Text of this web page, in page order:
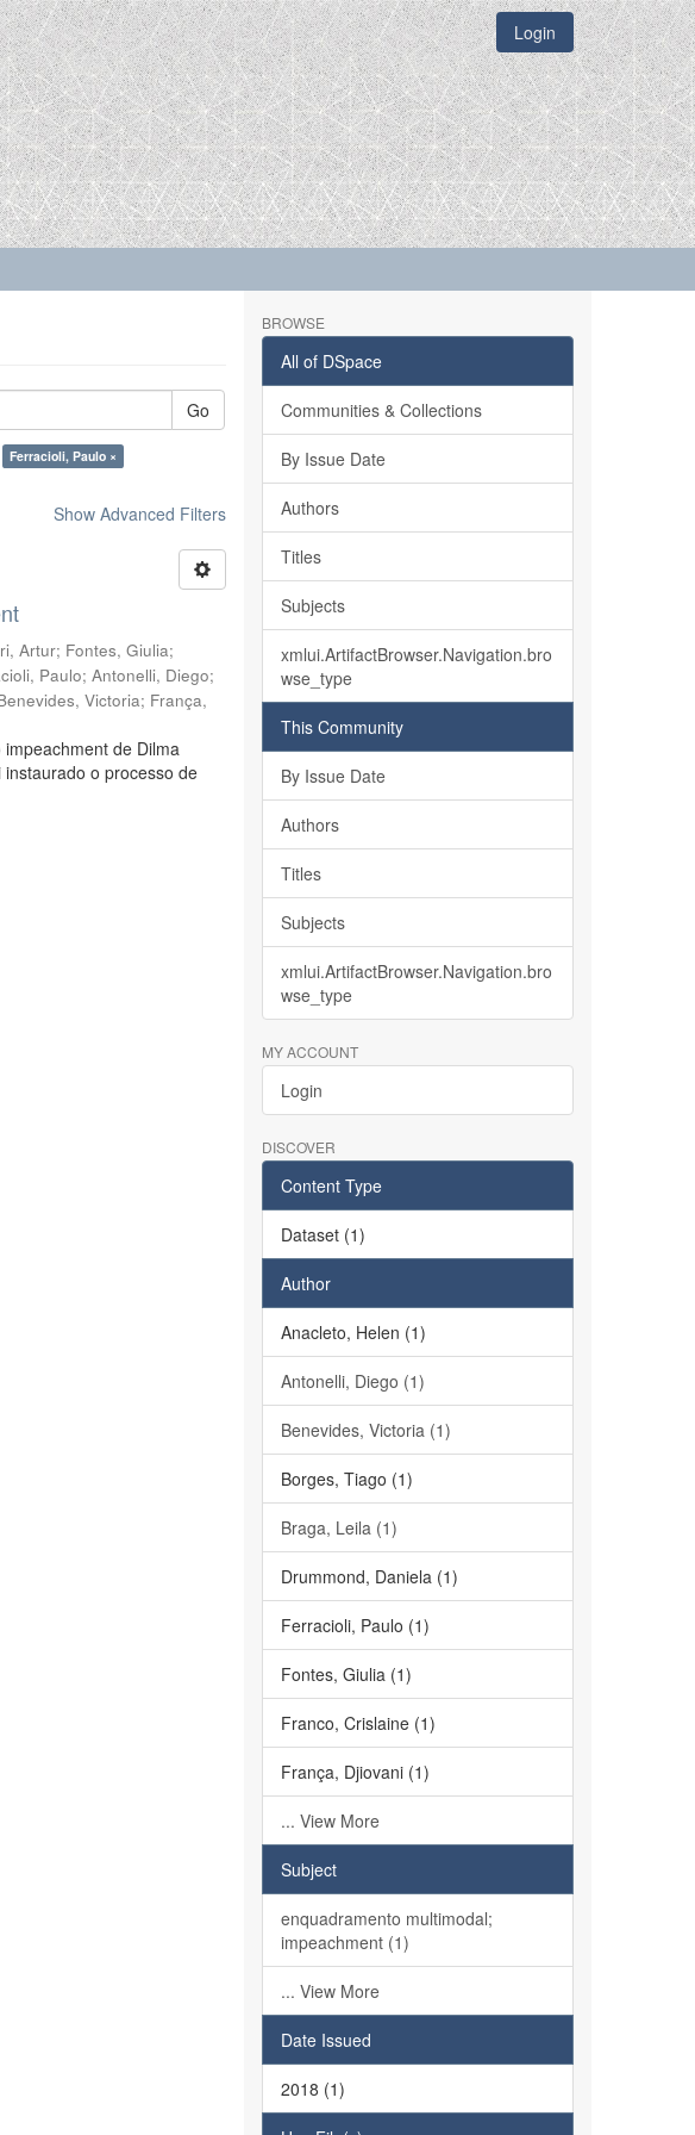
Login
Go
Ferracioli, Paulo ×
Show Advanced Filters
Artur; Fontes, Giulia;
Paulo;Antonelli, Diego;
Victoria; França,
de Dilma
o processo de
BROWSE
All of DSpace
Communities & Collections
By Issue Date
Authors
Titles
Subjects
xmlui.ArtifactBrowser.Navigation.bro
wse_type
This Community
By Issue Date
Authors
Titles
Subjects
xmlui.ArtifactBrowser.Navigation.bro
wse_type
MY ACCOUNT
Login
DISCOVER
Content Type
Dataset (1)
Author
Anacleto, Helen (1)
Antonelli, Diego (1)
Benevides, Victoria (1)
Borges, Tiago (1)
Braga, Leila (1)
Drummond, Daniela (1)
Ferracioli, Paulo (1)
Fontes, Giulia (1)
Franco, Crislaine (1)
França, Djiovani (1)
... View More
Subject
enquadramento multimodal;
impeachment (1)
... View More
Date Issued
2018 (1)